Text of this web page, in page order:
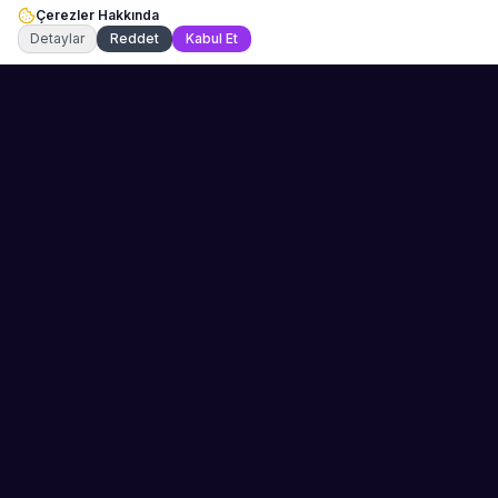
Çerezler Hakkında
Detaylar
Reddet Kabul Et